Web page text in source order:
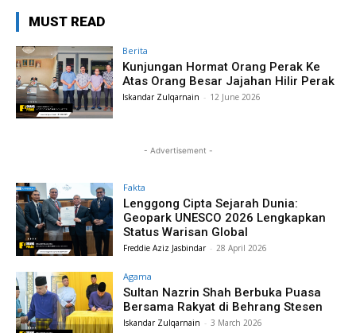
MUST READ
Berita
Kunjungan Hormat Orang Perak Ke
Atas Orang Besar Jajahan Hilir Perak
Iskandar Zulqarnain - 12 June 2026
- Advertisement -
Fakta
Lenggong Cipta Sejarah Dunia:
Geopark UNESCO 2026 Lengkapkan
Status Warisan Global
Freddie Aziz Jasbindar - 28 April 2026
Agama
Sultan Nazrin Shah Berbuka Puasa
Bersama Rakyat di Behrang Stesen
Iskandar Zulqarnain - 3 March 2026